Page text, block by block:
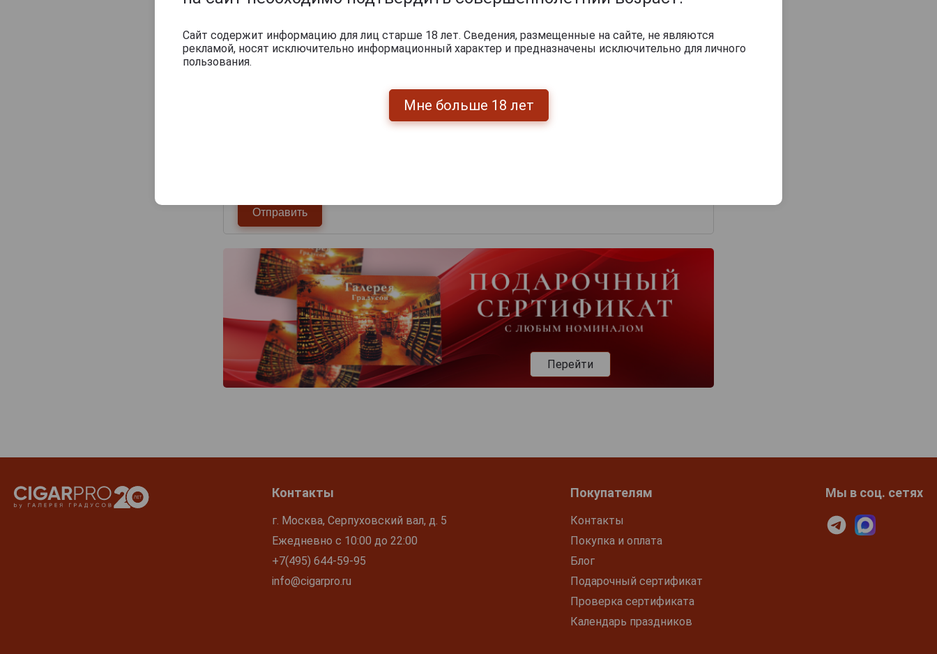
Перейти
Контакты
г. Москва, Серпуховский вал, д. 5
Ежедневно с 10:00 до 22:00
+7(495) 644-59-95
info@cigarpro.ru
Покупателям
Контакты
Покупка и оплата
Блог
Подарочный сертификат
Проверка сертификата
Календарь праздников
Мы в соц. сетях
Сайт содержит информацию для лиц старше 18 лет. Сведения, размещенные на сайте, не являются
рекламой, носят исключительно информационный характер и предназначены исключительно для личного
пользования.
Мне больше 18 лет